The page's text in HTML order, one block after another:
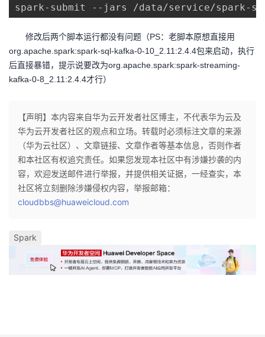
spark-submit --jars /data/service/spark-
修改后两个脚本运行都没有问题（PS：老脚本原想直接用
org.apache.spark:spark-sql-kafka-0-10_2.11:2.4.4包来启动，执行
后直接暴错，提示说要改为org.apache.spark:spark-streaming-
kafka-0-8_2.11:2.4.4才行）
【声明】本内容来自华为云开发者社区博主，不代表华为云及
华为云开发者社区的观点和立场。转载时必须标注文章的来源
（华为云社区）、文章链接、文章作者等基本信息，否则作者
和本社区有权追究责任。如果您发现本社区中有涉嫌抄袭的内
容，欢迎发送邮件进行举报，并提供相关证据，一经查实，本
社区将立刻删除涉嫌侵权内容，举报邮箱：
cloudbbs@huaweicloud.com
Spark